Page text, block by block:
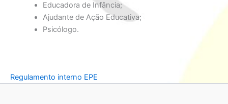
Educadora de Infância;
Ajudante de Ação Educativa;
Psicólogo.
Regulamento interno EPE